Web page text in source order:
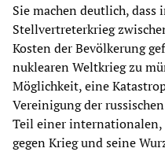
Sie machen deutlich, dass
Stellvertreterkrieg
Kosten der Bevölkerung
nuklearen Weltkrieg zu
Möglichkeit, eine
Vereinigung der
Teil einer internationalen,
gegen Krieg und seine